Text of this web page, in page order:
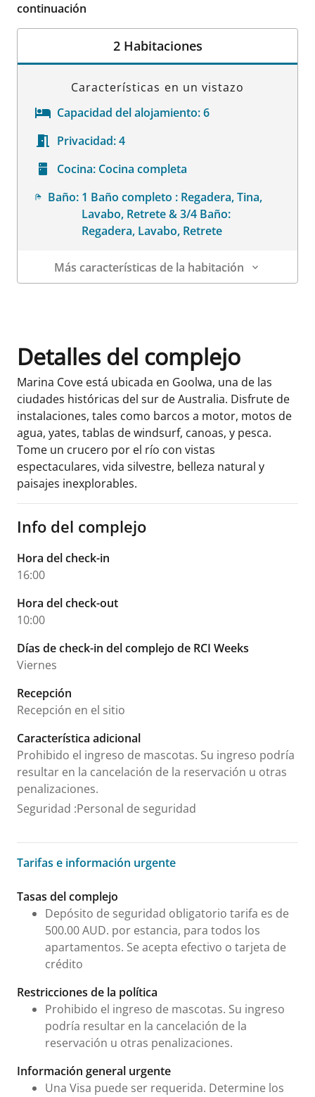
continuación
2 Habitaciones
Características en un vistazo
Capacidad del alojamiento:6
Privacidad:4
Cocina: Cocina completa
Baño: 1 Baño completo : Regadera, Tina,
Lavabo, Retrete & 3/4 Baño:
Regadera, Lavabo, Retrete
Más características de la habitación
Detalles del complejo
Marina Cove está ubicada en Goolwa, una de las
ciudades históricas del sur de Australia. Disfrute de
instalaciones, tales como barcos a motor, motos de
agua, yates, tablas de windsurf, canoas, y pesca.
Tome un crucero por el río con vistas
espectaculares, vida silvestre, belleza natural y
paisajes inexplorables.
Info del complejo
Hora del check-in
16:00
Hora del check-out
10:00
Días de check-in del complejo de RCI Weeks
Viernes
Recepción
Recepción en el sitio
Característica adicional
Prohibido el ingreso de mascotas. Su ingreso podría
resultar en la cancelación de la reservación u otras
penalizaciones.
Seguridad :Personal de seguridad
Tarifas e información urgente
Tarifas e información urgente
Tasas del complejo
Depósito de seguridad obligatorio tarifa es de
500.00 AUD. por estancia, para todos los
apartamentos. Se acepta efectivo o tarjeta de
crédito
Restricciones de la política
Prohibido el ingreso de mascotas. Su ingreso
podría resultar en la cancelación de la
reservación u otras penalizaciones.
Información general urgente
Una Visa puede ser requerida. Determine los